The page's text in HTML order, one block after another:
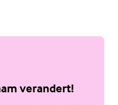
verandert!